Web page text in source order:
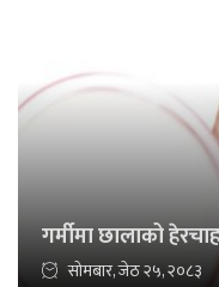
गर्मीमा छालाको
सोमबार, जेठ २५, २०८३